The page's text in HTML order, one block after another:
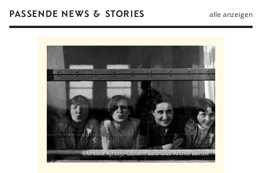
PASSENDE NEWS & STORIES alle anzeigen
©Ursula Kirstin-Collain Bauhaus Archiv Berlin